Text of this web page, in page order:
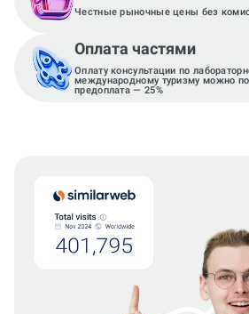
Честные рыночные цены без
Оплата частями
Оплату консультации по
международному туризму можно
предоплата — 25%